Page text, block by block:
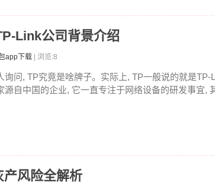
Link公司背景介绍
app下载 | 浏览:8
询问, TP究竟是啥牌子。实际上, TP一般说的就是TP-
源自中国的企业, 它一直专注于网络设备的研发事宜,
风险全解析